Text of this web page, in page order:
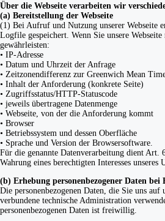
Über die Webseite verarbeiten wir
(a) Bereitstellung der Webseite
(1) Bei Aufruf und Nutzung unserer Webseite
Logfile gespeichert. Wenn Sie unsere
gewährleisten:
• IP-Adresse
• Datum und Uhrzeit der Anfrage
• Zeitzonendifferenz zur Greenwich Mean
• Inhalt der Anforderung (konkrete Seite)
• Zugriffsstatus/HTTP-Statuscode
• jeweils übertragene Datenmenge
• Webseite, von der die Anforderung kommt
• Browser
• Betriebssystem und dessen Oberfläche
• Sprache und Version der Browsersoftware.
Für die genannte Datenverarbeitung dient
Wahrung eines berechtigten Interesses unseres
(b) Erhebung personenbezogener Daten
Die personenbezogenen Daten, die Sie uns
verbundene technische Administration
personenbezogenen Daten ist freiwillig.